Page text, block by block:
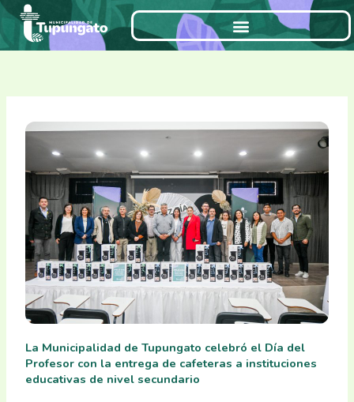
Ir
contenido
La Municipalidad de Tupungato celebró el Día del
Profesor con la entrega de cafeteras a instituciones
educativas de nivel secundario